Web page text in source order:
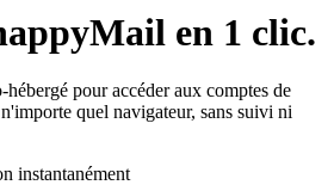
en 1 clic.
pour accéder aux comptes de
quel navigateur, sans suivi ni
instantanément